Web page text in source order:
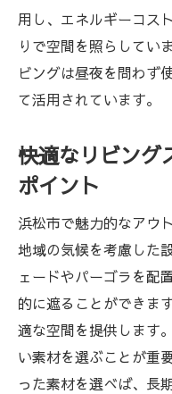
用し、エネルギーコス
りで空間を照らしてい
ビングは昼夜を問わず
て活用されています。
快適なリビング
ポイント
浜松市で魅力的なアウ
地域の気候を考慮した
ェードやパーゴラを配
的に遮ることができま
適な空間を提供します
い素材を選ぶことが重
った素材を選べば、長